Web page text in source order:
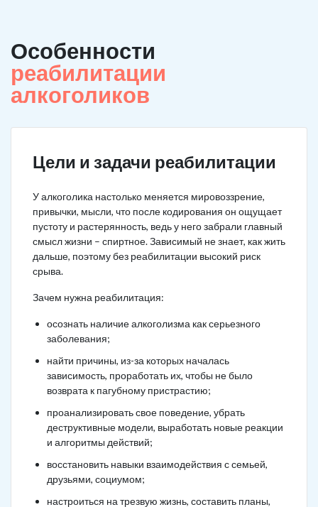
Особенности
реабилитации
алкоголиков
Цели и задачи реабилитации
У алкоголика настолько меняется мировоззрение,
привычки, мысли, что после кодирования он ощущает
пустоту и растерянность, ведь у него забрали главный
смысл жизни – спиртное. Зависимый не знает, как жить
дальше, поэтому без реабилитации высокий риск
срыва.
Зачем нужна реабилитация:
осознать наличие алкоголизма как серьезного
заболевания;
найти причины, из-за которых началась
зависимость, проработать их, чтобы не было
возврата к пагубному пристрастию;
проанализировать свое поведение, убрать
деструктивные модели, выработать новые реакции
и алгоритмы действий;
восстановить навыки взаимодействия с семьей,
друзьями, социумом;
настроиться на трезвую жизнь, составить планы,